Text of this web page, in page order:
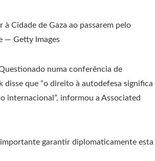
Cidade de Gaza ao passarem pelo
— Getty Images
numa conferência de
que “o direito à autodefesa significa
internacional”, informou a Associated
importante garantir diplomaticamente esta